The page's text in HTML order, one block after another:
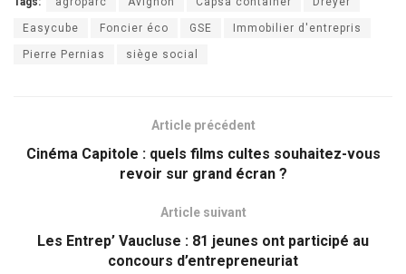
Easycube Foncier éco GSE Immobilier d'entrepris
Pierre Pernias siège social
Article précédent
Cinéma Capitole : quels films cultes souhaitez-vous
revoir sur grand écran ?
Article suivant
Les Entrep’ Vaucluse : 81 jeunes ont participé au
concours d’entrepreneuriat